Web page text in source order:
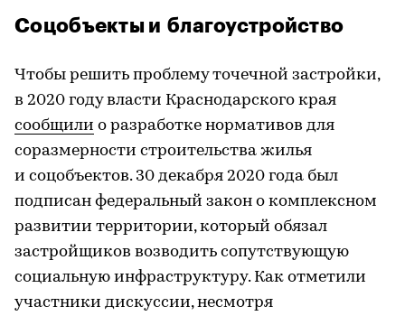
Соцобъекты и благоустройство
Чтобы решить проблему точечной застройки,
в 2020 году власти Краснодарского края
сообщили о разработке нормативов для
соразмерности строительства жилья
и соцобъектов. 30 декабря 2020 года был
подписан федеральный закон о комплексном
развитии территории, который обязал
застройщиков возводить сопутствующую
социальную инфраструктуру. Как отметили
участники дискуссии, несмотря